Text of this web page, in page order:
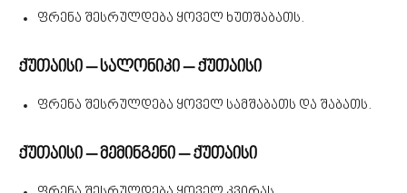
ფრენა შესრულდება ყოველ ხუთშაბათს.
ქუთაისი – სალონიკი – ქუთაისი
ფრენა შესრულდება ყოველ სამშაბათს და შაბათს.
ქუთაისი – მემინგენი – ქუთაისი